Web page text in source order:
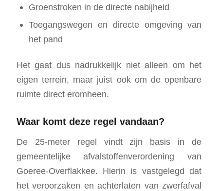
Groenstroken in de directe nabijheid
Toegangswegen en directe omgeving van
het pand
Het gaat dus nadrukkelijk niet alleen om het
eigen terrein, maar juist ook om de openbare
ruimte direct eromheen.
Waar komt deze regel vandaan?
De 25-meter regel vindt zijn basis in de
gemeentelijke afvalstoffenverordening van
Goeree-Overflakkee. Hierin is vastgelegd dat
het veroorzaken en achterlaten van zwerfafval